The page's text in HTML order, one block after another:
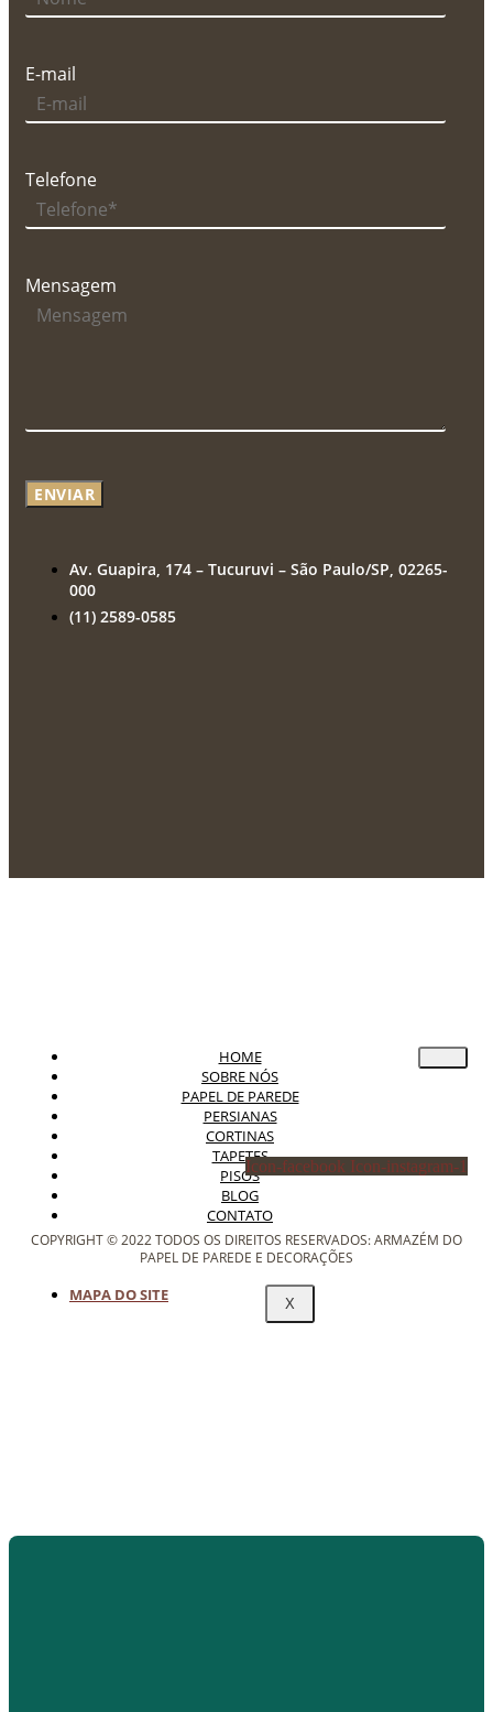
E-mail
Telefone
Mensagem
ENVIAR
Av. Guapira, 174 – Tucuruvi – São Paulo/SP, 02265-
000
(11) 2589-0585
HOME
SOBRE NÓS
PAPEL DE PAREDE
PERSIANAS
CORTINAS
TAPETES
PISOS
BLOG
CONTATO
X
Icon-facebook Icon-instagram-1
COPYRIGHT © 2022 TODOS OS DIREITOS RESERVADOS: ARMAZÉM DO
PAPEL DE PAREDE E DECORAÇÕES
MAPA DO SITE